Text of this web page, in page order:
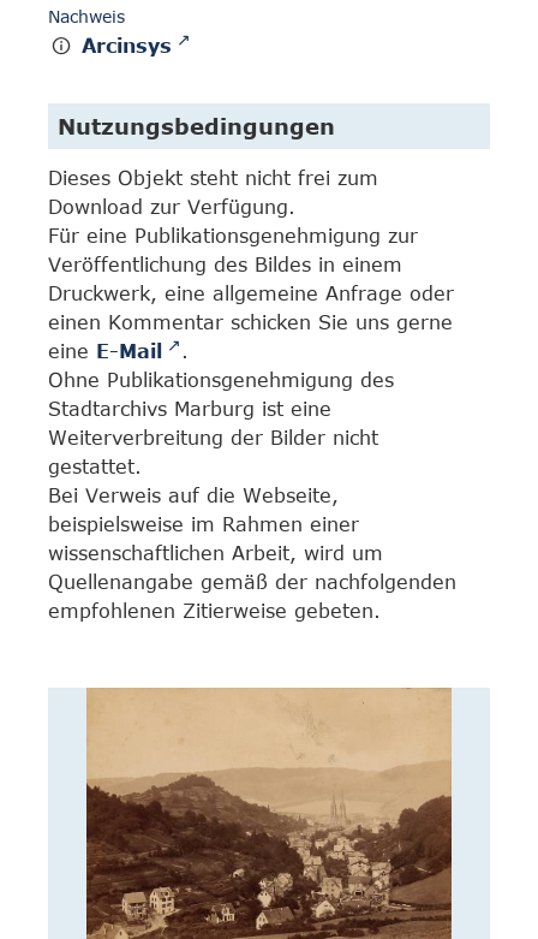
Nachweis
Arcinsys
Nutzungsbedingungen
Dieses Objekt steht nicht frei zum
Download zur Verfügung.
Für eine Publikationsgenehmigung zur
Veröffentlichung des Bildes in einem
Druckwerk, eine allgemeine Anfrage oder
einen Kommentar schicken Sie uns gerne
eine E-Mail
.
Ohne Publikationsgenehmigung des
Stadtarchivs Marburg ist eine
Weiterverbreitung der Bilder nicht
gestattet.
Bei Verweis auf die Webseite,
beispielsweise im Rahmen einer
wissenschaftlichen Arbeit, wird um
Quellenangabe gemäß der nachfolgenden
empfohlenen Zitierweise gebeten.